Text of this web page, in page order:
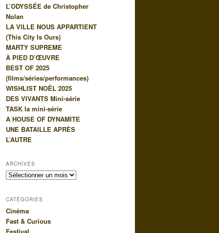
r
c
h
e
L’ODYSSÉE de Christopher
Nolan
LA VILLE NOUS APPARTIENT
(This City Is Ours)
MARTY SUPREME
À PIED D’ŒUVRE
BEST OF 2025
(films/séries/performances)
WISHLIST NOËL 2025
DES VIVANTS Mini-série
TASK la mini-série
A HOUSE OF DYNAMITE
UNE BATAILLE APRÈS
L’AUTRE
ARCHIVES
Archives
CATÉGORIES
Cinéma
Fast & Curious
Festival